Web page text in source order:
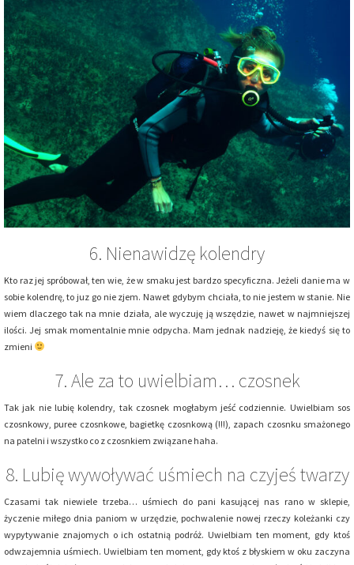
6. Nienawidzę kolendry
Kto raz jej spróbował, ten wie, że w smaku jest bardzo specyficzna. Jeżeli danie ma w
sobie kolendrę, to juz go nie zjem. Nawet gdybym chciała, to nie jestem w stanie. Nie
wiem dlaczego tak na mnie działa, ale wyczuję ją wszędzie, nawet w najmniejszej
ilości. Jej smak momentalnie mnie odpycha. Mam jednak nadzieję, że kiedyś się to
zmieni
7. Ale za to uwielbiam… czosnek
Tak jak nie lubię kolendry, tak czosnek mogłabym jeść codziennie. Uwielbiam sos
czosnkowy, puree czosnkowe, bagietkę czosnkową (!!!), zapach czosnku smażonego
na patelni i wszystko co z czosnkiem związane haha.
8. Lubię wywoływać uśmiech na czyjeś twarzy
Czasami tak niewiele trzeba… uśmiech do pani kasującej nas rano w sklepie,
życzenie miłego dnia paniom w urzędzie, pochwalenie nowej rzeczy koleżanki czy
wypytywanie znajomych o ich ostatnią podróż. Uwielbiam ten moment, gdy ktoś
odwzajemnia uśmiech. Uwielbiam ten moment, gdy ktoś z błyskiem w oku zaczyna